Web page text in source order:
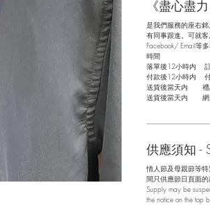
《盡心盡
是我們服務的座右
有同事跟進。可就
Facebook/ Email等多
時間 訂
落單後12小時内 訂
付款後12小時内 付
送貨後當天内 禮
送貨後當天内 網
供應須知 -
情人節及母親節等
間只供應節日頁面的
Supply may be
the notice on the top